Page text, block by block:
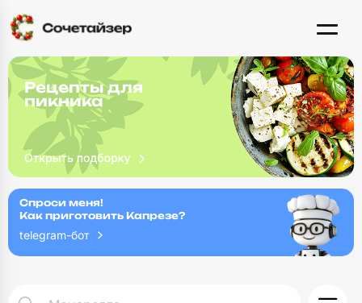
Рецепты для
пикника
Спроси меня!
Как приготовить Капрезе?
telegram-бот